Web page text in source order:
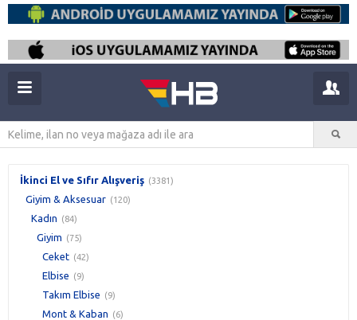
İkinci El ve Sıfır Alışveriş (3381)
Giyim & Aksesuar (120)
Kadın (84)
Giyim (75)
Ceket (42)
Elbise (9)
Takım Elbise (9)
Mont & Kaban (6)